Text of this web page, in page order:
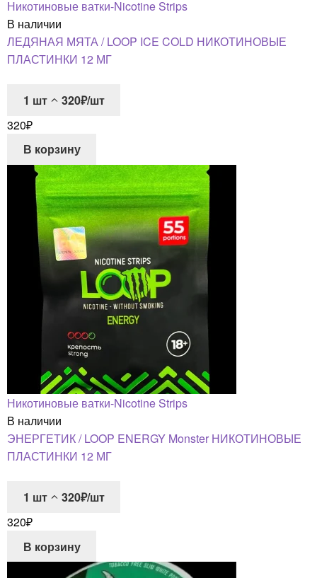
Никотиновые ватки-Nicotine Strips
В наличии
ЛЕДЯНАЯ МЯТА / LOOP ICE COLD НИКОТИНОВЫЕ
ПЛАСТИНКИ 12 МГ
1 шт
320₽/шт
320₽
В корзину
Никотиновые ватки-Nicotine Strips
В наличии
ЭНЕРГЕТИК / LOOP ENERGY Monster НИКОТИНОВЫЕ
ПЛАСТИНКИ 12 МГ
1 шт
320₽/шт
320₽
В корзину